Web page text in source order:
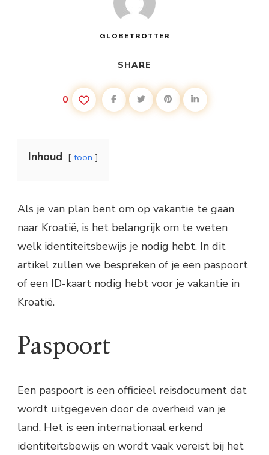
GLOBETROTTER
SHARE
0
Inhoud toon
Als je van plan bent om op vakantie te gaan
naar Kroatië, is het belangrijk om te weten
welk identiteitsbewijs je nodig hebt. In dit
artikel zullen we bespreken of je een paspoort
of een ID-kaart nodig hebt voor je vakantie in
Kroatië.
Paspoort
Een paspoort is een officieel reisdocument dat
wordt uitgegeven door de overheid van je
land. Het is een internationaal erkend
identiteitsbewijs en wordt vaak vereist bij het